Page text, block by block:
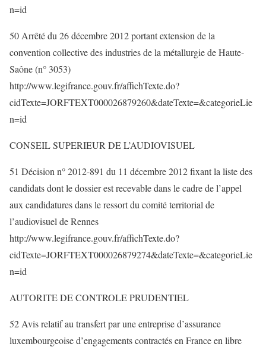
n=id
50 Arrêté du 26 décembre 2012 portant extension de la
convention collective des industries de la métallurgie de Haute-
Saône (n° 3053)
http://www.legifrance.gouv.fr/affichTexte.do?
cidTexte=JORFTEXT000026879260&dateTexte=&categorieLie
n=id
CONSEIL SUPERIEUR DE L’AUDIOVISUEL
51 Décision n° 2012-891 du 11 décembre 2012 fixant la liste des
candidats dont le dossier est recevable dans le cadre de l’appel
aux candidatures dans le ressort du comité territorial de
l’audiovisuel de Rennes
http://www.legifrance.gouv.fr/affichTexte.do?
cidTexte=JORFTEXT000026879274&dateTexte=&categorieLie
n=id
AUTORITE DE CONTROLE PRUDENTIEL
52 Avis relatif au transfert par une entreprise d’assurance
luxembourgeoise d’engagements contractés en France en libre